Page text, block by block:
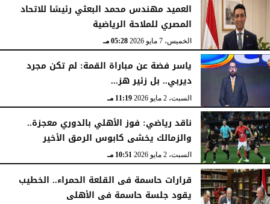
العميد مهندس محمد البعثي رئيسًا للاتحاد
المصري للملاحة الرياضية
الخميس، 7 مايو 2026 05:28 مـ
ياسر فضة عن مباراة القمة: لم تكن مجرد
ديربي.. بل زئير هز...
السبت، 2 مايو 2026 11:19 مـ
ناقد رياضي: فوز الأهلي بالدوري معجزة..
والزمالك يخشى كابوس الرمق الأخير
السبت، 2 مايو 2026 10:51 مـ
قرارات حاسمة فى القلعة الحمراء.. الخطيب
يقود جلسة حاسمة فى الأهلى